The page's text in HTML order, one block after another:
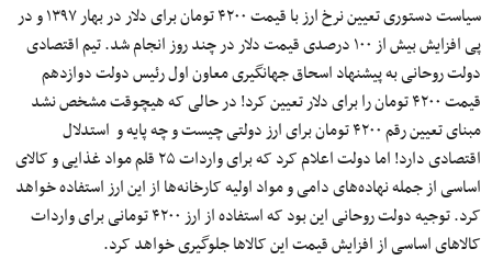
سیاست دستوری تعیین نرخ ارز با قیمت ۴۲۰۰ تومان برای‌ دلار در بهار ۱۳۹۷ و در
پی افزایش بیش از ۱۰۰ درصدی قیمت دلار در چند روز انجام شد. تیم اقتصادی
دولت روحانی به پیشنهاد اسحاق جهانگیری معاون اول رئیس دولت دوازدهم
قیمت ۴۲۰۰ تومان را برای دلار تعیین کرد! در حالی که هیچوقت مشخص نشد
مبنای تعیین رقم ۴۲۰۰ تومان برای ارز دولتی چیست و چه پایه و استدلال
اقتصادی دارد! اما دولت اعلام کرد که برای واردات ۲۵ قلم مواد غذایی و کالای
اساسی از جمله نهاده‌های دامی و مواد اولیه کارخانه‌ها از این ارز استفاده خواهد
کرد. توجیه دولت روحانی این بود که استفاده از ارز ۴۲۰۰ تومانی برای واردات
کالاهای اساسی از افزایش قیمت این کالاها جلوگیری خواهد کرد.